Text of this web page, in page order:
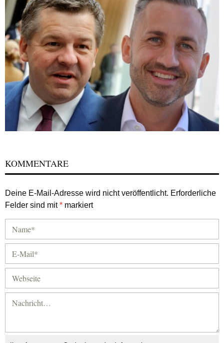
KOMMENTARE
Deine E-Mail-Adresse wird nicht veröffentlicht. Erforderliche
Felder sind mit* markiert